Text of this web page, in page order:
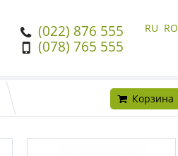
(022) 876 555
(078) 765 555
RU RO
Корзина